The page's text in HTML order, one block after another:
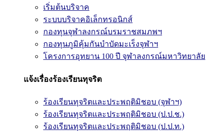
เริ่มต้นบริจาค
ระบบบริจาคอิเล็กทรอนิกส์
กองทุนจุฬาลงกรณ์บรมราชสมภพฯ
กองทุนภูมิคุ้มกันบำบัดมะเร็งจุฬาฯ
โครงการอุทยาน 100 ปี จุฬาลงกรณ์มหาวิทยาลัย
แจ้งเรื่องร้องเรียนทุจริต
ร้องเรียนทุจริตและประพฤติมิชอบ (จุฬาฯ)
ร้องเรียนทุจริตและประพฤติมิชอบ (ป.ป.ช.)
ร้องเรียนทุจริตและประพฤติมิชอบ (ป.ป.ท.)